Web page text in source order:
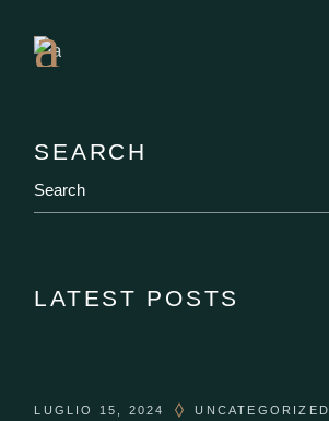
Table
SEARCH
LATEST POSTS
LUGLIO 15, 2024 UNCATEGORIZED